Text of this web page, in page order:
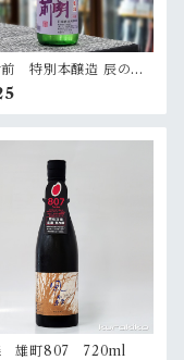
特別本醸造 辰の吟
雄町807 720ml